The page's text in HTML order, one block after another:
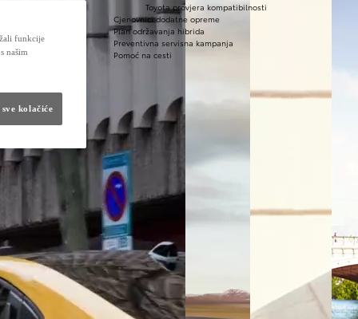
Toyota provjera kompatibilnosti
Cjenovnici dodatne opreme
Plan održavanja hibrida
Preventivna servisna kampanja
Pomoć na cesti
funkcije
našim
kolačiće